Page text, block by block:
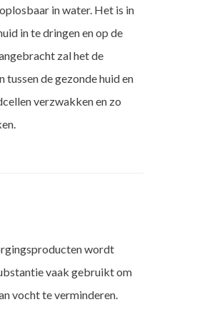
in water. Het is in
in te dringen en op de
zal het de
tussen de gezonde huid en
verzwakken en zo
wordt
vaak gebruikt om
vocht te verminderen.